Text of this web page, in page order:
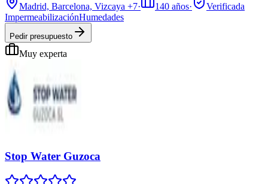
Madrid, Barcelona, Vizcaya +7· 140 años·
Verificada
ImpermeabilizaciónHumedades
Pedir presupuesto
Muy experta
Stop Water Guzoca